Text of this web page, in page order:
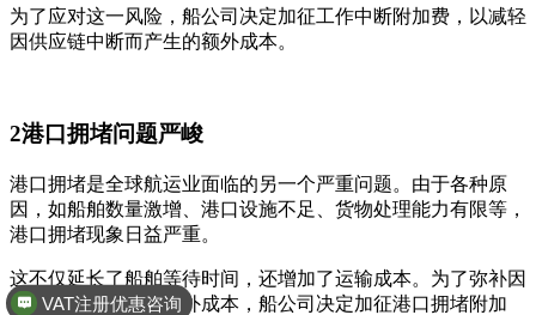
为了应对这一风险，船公司决定加征工作中断附加费，以减轻
因供应链中断而产生的额外成本。
2港口拥堵问题严峻
港口拥堵是全球航运业面临的另一个严重问题。由于各种原
因，如船舶数量激增、港口设施不足、货物处理能力有限等，
港口拥堵现象日益严重。
这不仅延长了船舶等待时间，还增加了运输成本。为了弥补因
港口拥堵而产生的额外成本，船公司决定加征港口拥堵附加
VAT注册优惠咨询